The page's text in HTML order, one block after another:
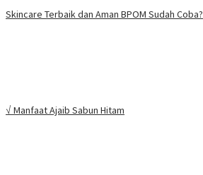
Skincare Terbaik dan Aman BPOM Sudah Coba?
√ Manfaat Ajaib Sabun Hitam